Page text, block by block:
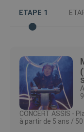
ETAPE 1
CONCERT ASSIS -
à partir de 5 ans /